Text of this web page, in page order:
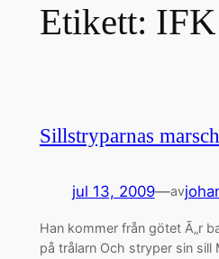
Etikett:
Sillstryparnas marsch
jul 13, 2009—av
Han kommer från götet Ã„r
på trålarn Och stryper sin sill